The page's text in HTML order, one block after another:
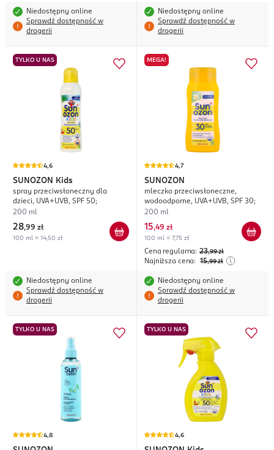
Niedostępny online
Sprawdź dostępność w
drogerii
Niedostępny online
Sprawdź dostępność w
drogerii
TYLKO U NAS
4,6
SUNOZON Kids
spray przeciwsłoneczny dla
dzieci, UVA+UVB, SPF 50;
200 ml
28,99 zł
100 ml = 14,50 zł
Niedostępny online
Sprawdź dostępność w
drogerii
MEGA!
4,7
SUNOZON
mleczko przeciwsłoneczne,
wodoodporne, UVA+UVB, SPF 30;
200 ml
15,49 zł
100 ml = 7,75 zł
Cena regularna: 23,99 zł
Najniższa cena: 15,99 zł
Niedostępny online
Sprawdź dostępność w
drogerii
TYLKO U NAS
4,8
TYLKO U NAS
4,6